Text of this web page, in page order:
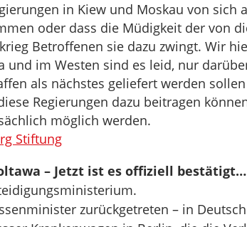
in Kiew und Moskau von sich
oder dass die Müdigkeit der von
Betroffenen sie dazu zwingt. Wir
und im Westen sind es leid, nur
als nächstes geliefert werden
Regierungen dazu beitragen
möglich werden.
Stiftung
– Jetzt ist es offiziell bestätigt…
zurückgetreten – in